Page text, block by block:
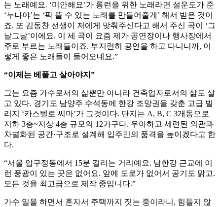
는 노래예요. ‘미안해요’가 롱런을 위한 노래라면 설운도가 준
‘누나야’는 ‘팍 뜰 수 있는 노래를 만들어줄게’ 해서 받은 것이
죠. 또 김동찬 선생이 저에게 맞춰주신다고 해서 주신 곡이 ‘그
날그날’이에요. 이 세 곡이 요즘 제가 공연장이나 행사장에서
주로 부르는 노래들이죠. 부지런히 공연을 하고 다니니까, 이
렇게 좋은 노래들이 들어오네요.”
“이제는 베풀고 살아야지”
그는 요즘 가수로서의 삶뿐만 아니라 건축업자로서의 삶도 살
고 있다. 경기도 남양주 수석동에 한강 조망권을 갖춘 고급 빌
리지 ‘카스텔로 씨마’가 그것이다. 단지는 A, B, C 3개동으로
지하 3층~지상 4층 규모의 12가구다. 우아하고 세련된 외관과
차별화된 공간·구조로 설계해 입주민의 품격을 높이겠다고 한
다.
“서울 압구정동에서 15분 걸리는 거리예요. 남한강 근교에 이
런 풍광이 있는 곳은 없어요. 앞에 도로가 없어서 공기도 맑고.
모든 것을 최고급으로 제작 중입니다.”
가수 일을 하면서 혼자서 주택까지 짓는 중이라니, 힘들지 않